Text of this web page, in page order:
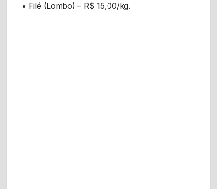
• Filé (Lombo) – R$ 15,00/kg.